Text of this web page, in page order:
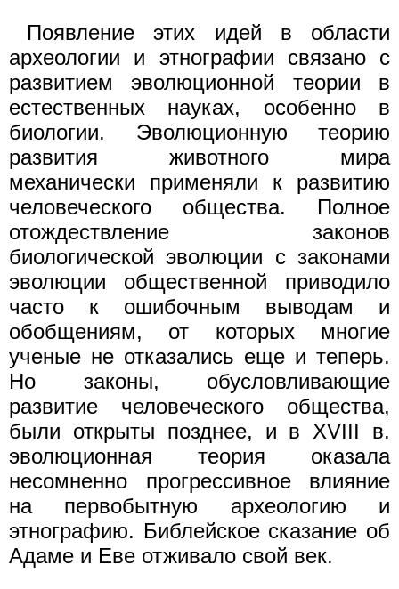
Появление этих идей в области
археологии и этнографии связано с
развитием эволюционной теории в
естественных науках, особенно в
биологии. Эволюционную теорию
развития животного мира
механически применяли к развитию
человеческого общества. Полное
отождествление законов
биологической эволюции с законами
эволюции общественной приводило
часто к ошибочным выводам и
обобщениям, от которых многие
ученые не отказались еще и теперь.
Но законы, обусловливающие
развитие человеческого общества,
были открыты позднее, и в XVIII в.
эволюционная теория оказала
несомненно прогрессивное влияние
на первобытную археологию и
этнографию. Библейское сказание об
Адаме и Еве отживало свой век.